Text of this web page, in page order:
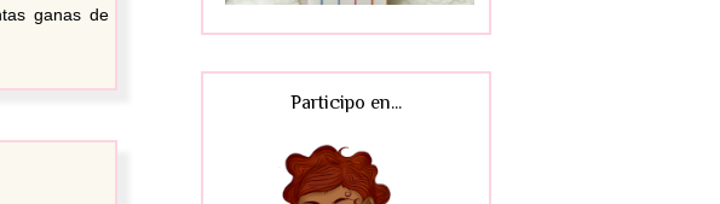
ganas de
Participo en...